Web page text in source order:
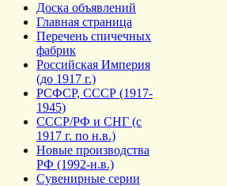
Доска объявлений
Главная страница
Перечень спичечных
фабрик
Российская Империя
(до 1917 г.)
РСФСР, СССР (1917-
1945)
СССР/РФ и СНГ (с
1917 г. по н.в.)
Новые производства
РФ (1992-н.в.)
Сувенирные серии